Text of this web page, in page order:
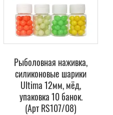
Рыболовная наживка,
силиконовые шарики
Ultima 12мм, мёд,
упаковка 10 банок.
(Арт RS107/08)